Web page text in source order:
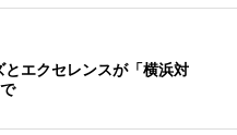
とエクセレンスが「横浜対